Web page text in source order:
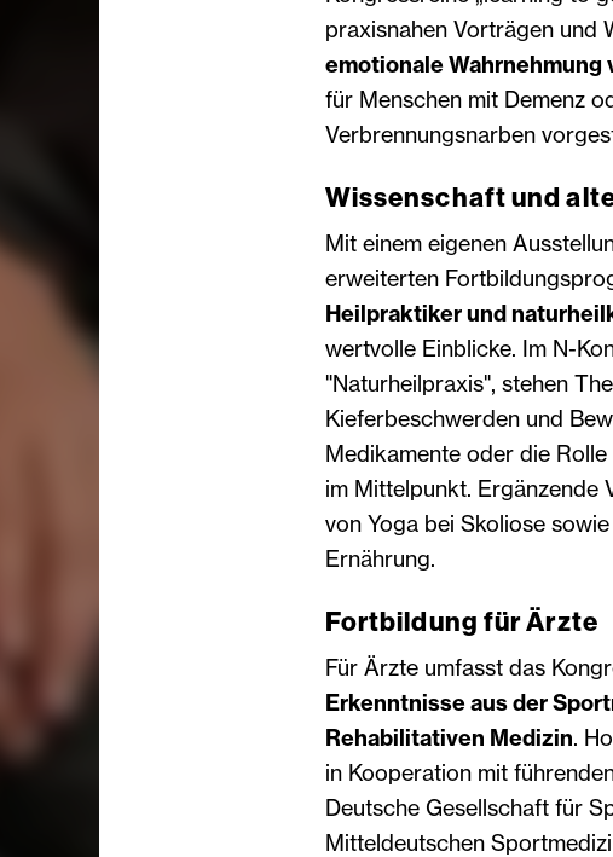
praxisnahen Vorträgen und
emotionale Wahrnehmung
für Menschen mit Demenz
Verbrennungsnarben
Wissenschaft und
Mit einem eigenen
erweiterten
Heilpraktiker und
wertvolle Einblicke. Im N-
"Naturheilpraxis", stehen
Kieferbeschwerden und
Medikamente oder die
im Mittelpunkt. Ergänzende
von Yoga bei Skoliose
Ernährung.
Fortbildung für Ärzte
Für Ärzte umfasst das
Erkenntnisse aus der
Rehabilitativen Medizin.
in Kooperation mit
Deutsche Gesellschaft für
Mitteldeutschen